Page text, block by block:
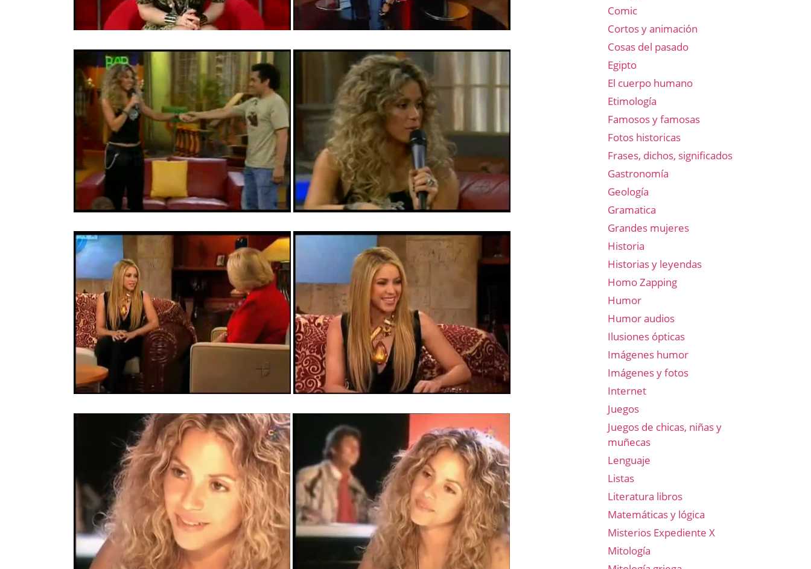
Comic
Cortos y animación
Cosas del pasado
Egipto
El cuerpo humano
Etimología
Famosos y famosas
Fotos historicas
Frases, dichos, significados
Gastronomía
Geología
Gramatica
Grandes mujeres
Historia
Historias y leyendas
Homo Zapping
Humor
Humor audios
Ilusiones ópticas
Imágenes humor
Imágenes y fotos
Internet
Juegos
Juegos de chicas, niñas y
muñecas
Lenguaje
Listas
Literatura libros
Matemáticas y lógica
Misterios Expediente X
Mitología